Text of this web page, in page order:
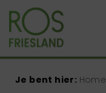
Je bent hier: Home